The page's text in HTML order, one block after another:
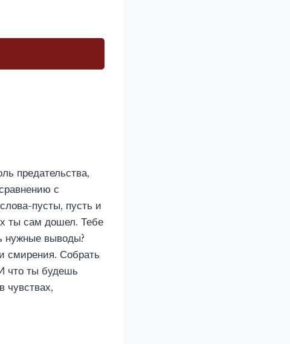
предательства,
с
пусты, пусть и
ты сам дошел. Тебе
нужные выводы?
смирения. Собрать
что ты будешь
чувствах,